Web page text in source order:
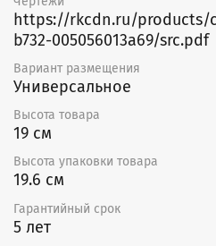
пыли и запахов из
кабельным выводом с
монтажа. Корпус
высококачественного АБС-
Для управления вытяжным
смартфона и настройки
необходимо подключить его
выключатель или реле
установить Блок управления
https://rkcdn.ru/products/
b732-005056013a69/src.pdf
Вариант размещения
Универсальное
Высота товара
19 см
Высота упаковки товара
19.6 см
Гарантийный срок
5 лет